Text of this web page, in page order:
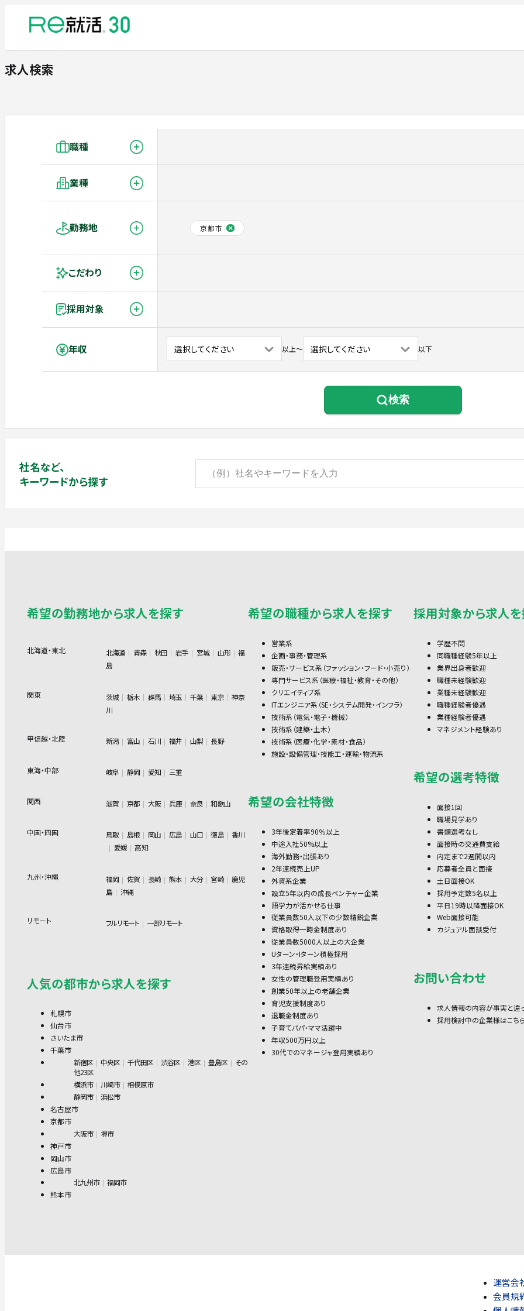
求人検索
職種
業種
勤務地 京都市
こだわり
採用対象
年収 以上〜 以下
検索
社名など、
キーワードから探す
希望の勤務地から求人を探す
北海道・東北 北海道 青森 秋田 岩手 宮城 山形
福
島
関東 茨城 栃木 群馬 埼玉 千葉 東京
神奈
川
甲信越・北陸 新潟 富山 石川 福井 山梨 長野
東海・中部 岐阜 静岡 愛知 三重
関西 滋賀 京都 大阪 兵庫 奈良 和歌山
中国・四国 鳥取 島根 岡山 広島 山口 徳島
香川
愛媛
高知
九州・沖縄 福岡 佐賀 長崎 熊本 大分 宮崎
鹿児
島
沖縄
リモート フルリモート 一部リモート
人気の都市から求人を探す
札幌市
仙台市
さいたま市
千葉市
新宿区
中央区 千代田区 渋谷区 港区 豊島区
その
他23区
横浜市
川崎市
相模原市
静岡市
浜松市
名古屋市
京都市
大阪市
堺市
神戸市
岡山市
広島市
北九州市
福岡市
熊本市
希望の職種から求人を探す
営業系
企画・事務・管理系
販売・サービス系（ファッション・フード・小売り）
専門サービス系（医療・福祉・教育・その他）
クリエイティブ系
ITエンジニア系（SE・システム開発・インフラ）
技術系（電気・電子・機械）
技術系（建築・土木）
技術系（医療・化学・素材・食品）
施設・設備管理・技能工・運輸・物流系
希望の会社特徴
3年後定着率90％以上
中途入社50%以上
海外勤務・出張あり
2年連続売上UP
外資系企業
設立5年以内の成長ベンチャー企業
語学力が活かせる仕事
従業員数50人以下の少数精鋭企業
資格取得一時金制度あり
従業員数5000人以上の大企業
Uターン・Iターン積極採用
3年連続昇給実績あり
女性の管理職登用実績あり
創業50年以上の老舗企業
育児支援制度あり
退職金制度あり
子育てパパ・ママ活躍中
年収500万円以上
30代でのマネージャ登用実績あり
採用対象から求人
学歴不問
同職種経験5年以上
業界出身者歓迎
職種未経験歓迎
業種未経験歓迎
職種経験者優遇
業種経験者優遇
マネジメント経験あり
希望の選考特徴
面接1回
職場見学あり
書類選考なし
面接時の交通費支給
内定まで2週間以内
応募者全員と面接
土日面接OK
採用予定数5名以上
平日19時以降面接OK
Web面接可能
カジュアル面談受付
お問い合わせ
求人情報の内容が事実と違
採用検討中の企業様はこち
運営会
会員規